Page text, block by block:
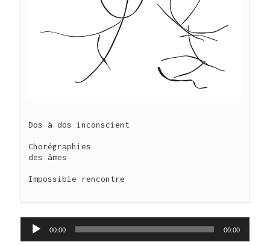
Dos à dos inconscient
Chorégraphies
des âmes
Impossible rencontre
Lecteur 00:00 00:00